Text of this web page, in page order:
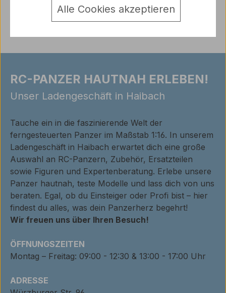
Bewertungen
RC-PANZER HAUTNAH ERLEBEN!
Unser Ladengeschäft in Haibach
Tauche ein in die faszinierende Welt der
ferngesteuerten Panzer im Maßstab 1:16. In unserem
Ladengeschäft in Haibach erwartet dich eine große
Auswahl an RC-Panzern, Zubehör, Ersatzteilen
sowie Figuren und Expertenberatung. Erlebe unsere
Panzer hautnah, teste Modelle und lass dich von uns
beraten. Egal, ob du Einsteiger oder Profi bist – hier
findest du alles, was dein Panzerherz begehrt!
Wir freuen uns über Ihren Besuch!
ÖFFNUNGSZEITEN
Montag – Freitag: 09:00 - 12:30 & 13:00 - 17:00 Uhr
ADRESSE
Alle Cookies akzeptieren